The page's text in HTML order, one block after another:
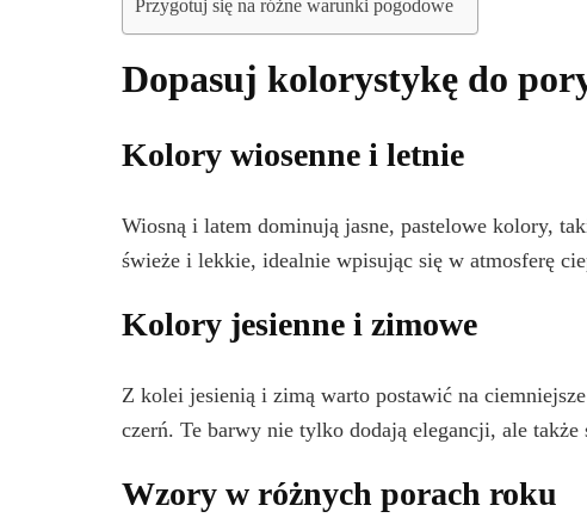
Przygotuj się na różne warunki pogodowe
Dopasuj kolorystykę do
Kolory wiosenne i letnie
Wiosną i latem dominują jasne, pastelowe kolory,
świeże i lekkie, idealnie wpisując się w atmosferę
Kolory jesienne i zimowe
Z kolei jesienią i zimą warto postawić na
czerń. Te barwy nie tylko dodają elegancji, ale
Wzory w różnych porach roku